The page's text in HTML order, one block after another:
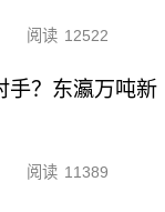
阅读 12522
手？东瀛万吨新
阅读 11389